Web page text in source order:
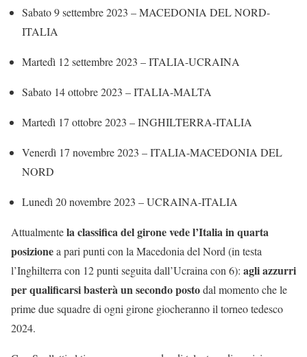
Sabato 9 settembre 2023 – MACEDONIA DEL NORD-
ITALIA
Martedì 12 settembre 2023 – ITALIA-UCRAINA
Sabato 14 ottobre 2023 – ITALIA-MALTA
Martedì 17 ottobre 2023 – INGHILTERRA-ITALIA
Venerdì 17 novembre 2023 – ITALIA-MACEDONIA DEL
NORD
Lunedì 20 novembre 2023 – UCRAINA-ITALIA
Attualmentela classifica del girone vede l’Italia in quarta
posizionea pari punti con la Macedonia del Nord (in testa
l’Inghilterra con 12 punti seguita dall’Ucraina con 6): agli azzurri
per qualificarsi basterà un secondo postodal momento che le
prime due squadre di ogni girone giocheranno il torneo tedesco
2024.